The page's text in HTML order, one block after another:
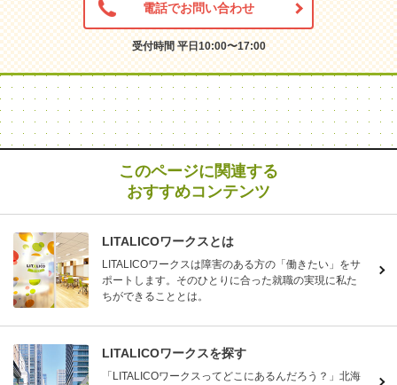
電話でお問い合わせ
受付時間 平日10:00〜17:00
このページに関連する
おすすめコンテンツ
LITALICOワークスとは
LITALICOワークスは障害のある方の「働きたい」をサ
ポートします。そのひとりに合った就職の実現に私た
ちができることとは。
LITALICOワークスを探す
「LITALICOワークスってどこにあるんだろう？」北海